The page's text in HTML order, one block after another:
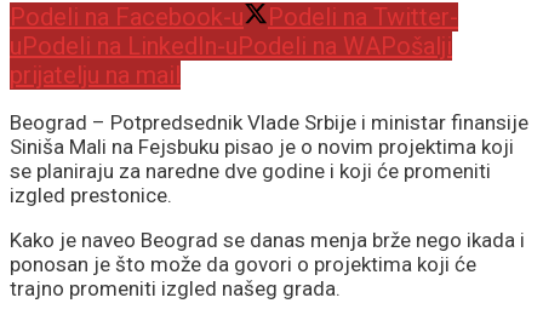
Podeli na Facebook-u
Podeli na Twitter-
uPodeli na LinkedIn-uPodeli na WAPošalji
prijatelju na mail
Beograd – Potpredsednik Vlade Srbije i ministar finansije
Siniša Mali na Fejsbuku pisao je o novim projektima koji
se planiraju za naredne dve godine i koji će promeniti
izgled prestonice.
Kako je naveo Beograd se danas menja brže nego ikada i
ponosan je što može da govori o projektima koji će
trajno promeniti izgled našeg grada.